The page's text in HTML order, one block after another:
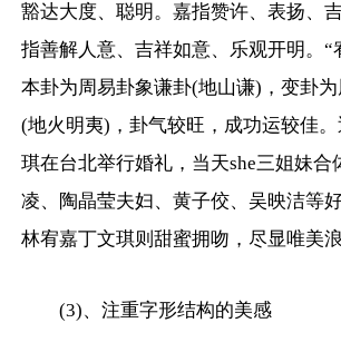
豁达大度、聪明。嘉指赞许、表扬、
指善解人意、吉祥如意、乐观开明。“
本卦为周易卦象谦卦(地山谦)，变卦
(地火明夷)，卦气较旺，成功运较佳
琪在台北举行婚礼，当天she三姐妹合
凌、陶晶莹夫妇、黄子佼、吴映洁等
林宥嘉丁文琪则甜蜜拥吻，尽显唯美浪
(3)、注重字形结构的美感